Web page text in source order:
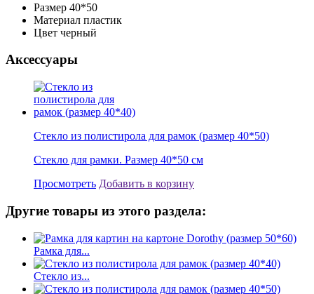
Размер 40*50
Материал пластик
Цвет черный
Аксессуары
Стекло из полистирола для рамок (размер 40*50)
Стекло для рамки. Размер 40*50 см
Просмотреть Добавить в корзину
Другие товары из этого раздела:
Рамка для...
Стекло из...